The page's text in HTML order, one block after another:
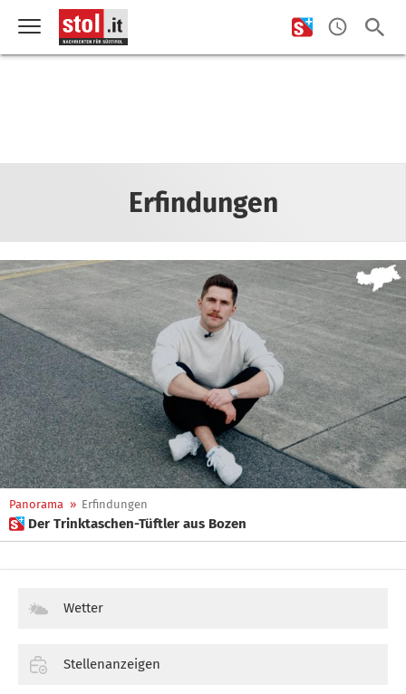
Erfindungen
Panorama » Erfindungen
 Der Trinktaschen-Tüftler aus Bozen
Wetter
Stellenanzeigen